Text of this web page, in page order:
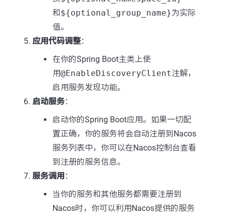
和${optional_group_name}为实际
值。
应用代码调整：
在你的Spring Boot主类上使
用@EnableDiscoveryClient注解，
启用服务发现功能。
启动服务：
启动你的Spring Boot应用。如果一切配
置正确，你的服务将会自动注册到Nacos
服务列表中，你可以在Nacos控制台查看
到注册的服务信息。
服务调用 ：
当你的服务和其他服务都需要注册到
Nacos时，你可以利用Nacos提供的服务